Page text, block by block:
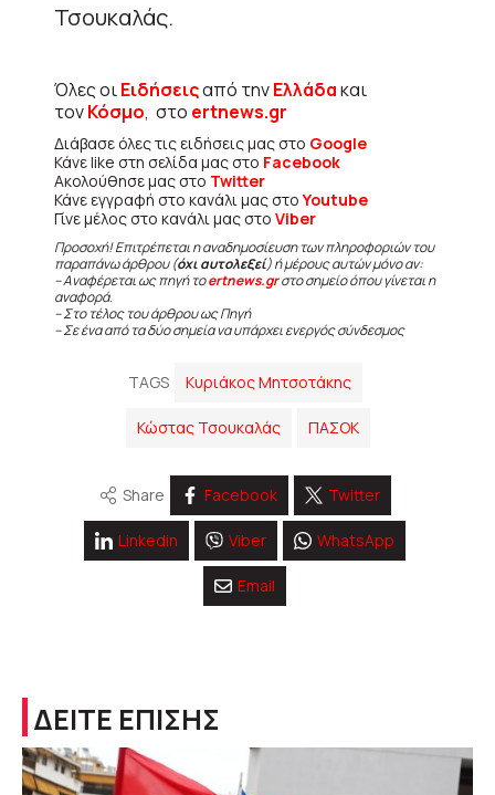
Τσουκαλάς.
Όλες οιΕιδήσειςαπό τηνΕλλάδακαι
τονΚόσμο, στο ertnews.gr
Διάβασε όλες τις ειδήσεις μας στο Google
Κάνε like στη σελίδα μας στο Facebook
Ακολούθησε μας στο Twitter
Κάνε εγγραφή στο κανάλι μας στοYoutube
Γίνε μέλος στο κανάλι μας στο Viber
Προσοχή! Επιτρέπεται η αναδημοσίευση των πληροφοριών του
παραπάνω άρθρου (όχι αυτολεξεί) ή μέρους αυτών μόνο αν:
– Αναφέρεται ως πηγή τοertnews.grστο σημείο όπου γίνεται η
αναφορά.
– Στο τέλος του άρθρου ως Πηγή
– Σε ένα από τα δύο σημεία να υπάρχει ενεργός σύνδεσμος
TAGS Κυριάκος Μητσοτάκης
Κώστας Τσουκαλάς ΠΑΣΟΚ
Share Facebook Twitter
Linkedin Viber WhatsApp
Email
ΔΕΙΤΕ ΕΠΙΣΗΣ